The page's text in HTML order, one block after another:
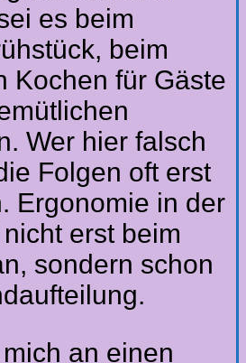
es beim
beim
Kochen für Gäste
Wer hier falsch
Folgen oft erst
Ergonomie in der
erst beim
sondern schon
an einen